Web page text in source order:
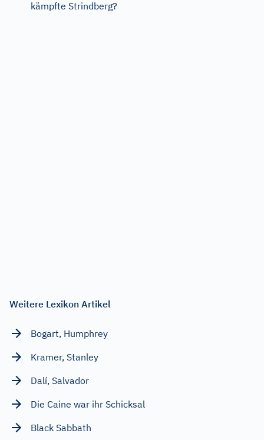
kämpfte Strindberg?
Weitere Lexikon Artikel
Bogart, Humphrey
Kramer, Stanley
Dalí, Salvador
Die Caine war ihr Schicksal
Black Sabbath